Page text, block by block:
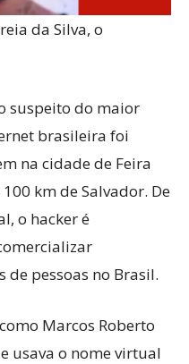
da Silva, o
suspeito do maior
brasileira foi
na cidade de Feira
km de Salvador. De
o hacker é
de pessoas no Brasil.
Marcos Roberto
usava o nome virtual